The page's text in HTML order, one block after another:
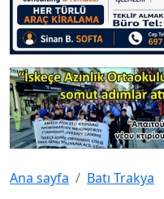
Ana sayfa Batı Trakya